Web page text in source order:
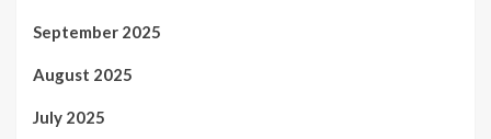
September 2025
August 2025
July 2025